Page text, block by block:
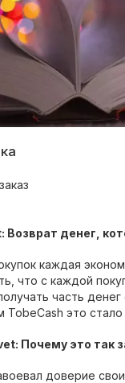
Возврат денег,
каждая
что с каждой
часть
TobeCash это
Почему это так
доверие